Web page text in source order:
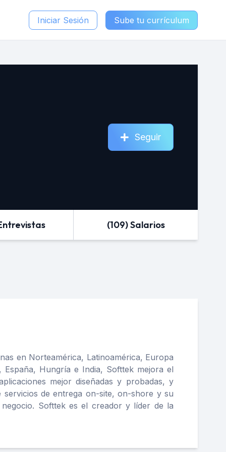
Iniciar Sesión Sube tu currículum
Seguir
(109) Salarios
en Norteamérica, Latinoamérica, Europa
Hungría e India, Softtek mejora el
mejor diseñadas y probadas, y
de entrega on-site, on-shore y su
Softtek es el creador y líder de la